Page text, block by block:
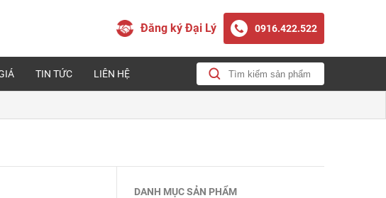
Đăng ký Đại Lý 0916.422.522
TIN TỨC LIÊN HỆ
DANH MỤC SẢN PHẨM